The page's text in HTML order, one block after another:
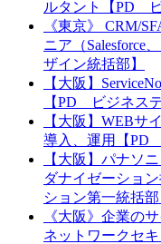
ルタント【PD
《東京》 CRM/
ニア（
ザイン統括部】
【大阪】
【PD ビジネス
【大阪】WEBサ
導入、運用【PD
【大阪】パナソ
ダナイゼーショ
ション第一統括部
《大阪》企業の
ネットワークセ